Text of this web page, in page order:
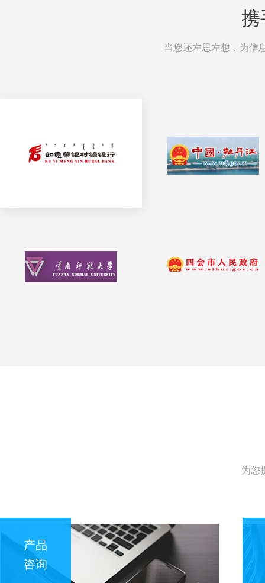
携
当您还左思左想，为信
为您
产品
咨询